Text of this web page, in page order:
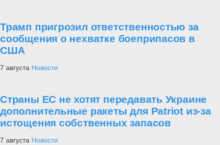
Трамп пригрозил ответственностью за
сообщения о нехватке боеприпасов в
США
7 августа Новости
Страны ЕС не хотят передавать Украине
дополнительные ракеты для Patriot из-за
истощения собственных запасов
7 августа Новости